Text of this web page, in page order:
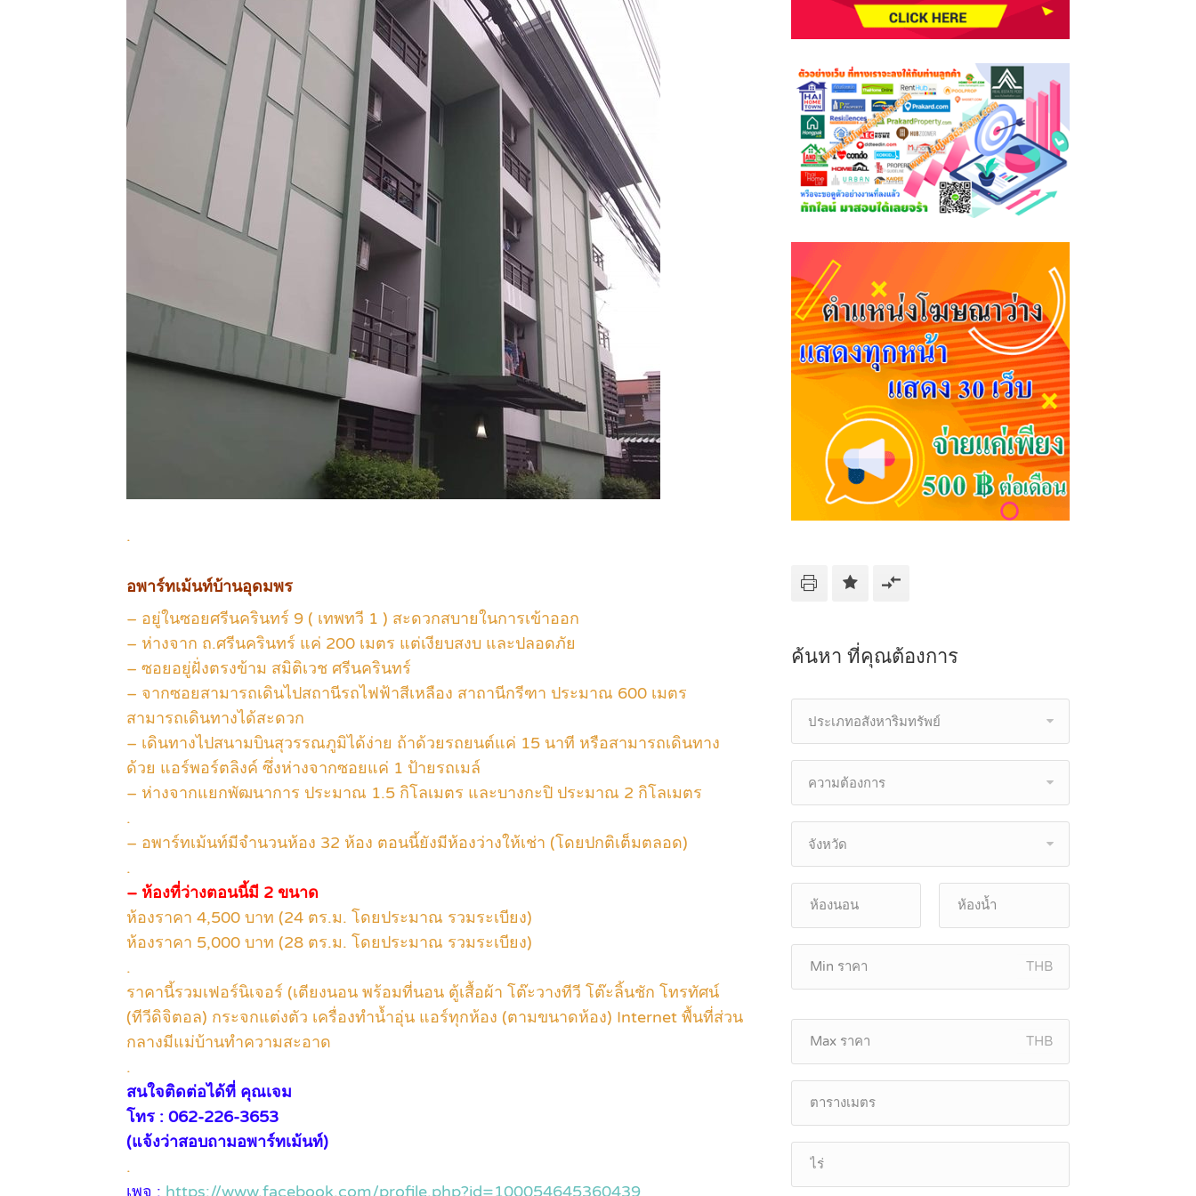
.
อพาร์ทเม้นท์บ้านอุดมพร
– อยู่ในซอยศรีนครินทร์ 9 ( เทพทวี 1 ) สะดวกสบายในการเข้าออก
– ห่างจาก ถ.ศรีนครินทร์ แค่ 200 เมตร แต่เงียบสงบ และปลอดภัย
– ซอยอยู่ฝั่งตรงข้าม สมิติเวช ศรีนครินทร์
– จากซอยสามารถเดินไปสถานีรถไฟฟ้าสีเหลือง สาถานีกรีฑา ประมาณ 600 เมตร
สามารถเดินทางได้สะดวก
– เดินทางไปสนามบินสุวรรณภูมิได้ง่าย ถ้าด้วยรถยนต์แค่ 15 นาที หรือสามารถเดินทาง
ด้วย แอร์พอร์ตลิงค์ ซึ่งห่างจากซอยแค่ 1 ป้ายรถเมล์
– ห่างจากแยกพัฒนาการ ประมาณ 1.5 กิโลเมตร และบางกะปิ ประมาณ 2 กิโลเมตร
.
– อพาร์ทเม้นท์มีจำนวนห้อง 32 ห้อง ตอนนี้ยังมีห้องว่างให้เช่า (โดยปกติเต็มตลอด)
.
– ห้องที่ว่างตอนนี้มี 2 ขนาด
ห้องราคา 4,500 บาท (24 ตร.ม. โดยประมาณ รวมระเบียง)
ห้องราคา 5,000 บาท (28 ตร.ม. โดยประมาณ รวมระเบียง)
.
ราคานี้รวมเฟอร์นิเจอร์ (เตียงนอน พร้อมที่นอน ตู้เสื้อผ้า โต๊ะวางทีวี โต๊ะลิ้นชัก โทรทัศน์
(ทีวีดิจิตอล) กระจกแต่งตัว เครื่องทำน้ำอุ่น แอร์ทุกห้อง (ตามขนาดห้อง) Internet พื้นที่ส่วน
กลางมีแม่บ้านทำความสะอาด
.
สนใจติดต่อได้ที่ คุณเจม
โทร : 062-226-3653
(แจ้งว่าสอบถามอพาร์ทเม้นท์)
.
เพจ : https://www.facebook.com/profile.php?id=100054645360439
ค้นหา ที่คุณต้องการ
ประเภทอสังหาริมทรัพย์
ความต้องการ
จังหวัด
THB
THB